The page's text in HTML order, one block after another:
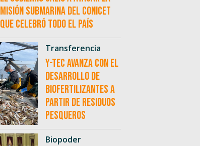
misión submarina del CONICET
que celebró todo el país
Transferencia
Y-TEC avanza con el
desarrollo de
biofertilizantes a
partir de residuos
pesqueros
Biopoder